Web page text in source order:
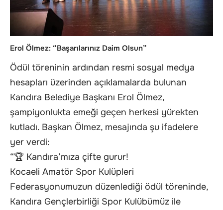
Erol Ölmez: “Başarılarınız Daim Olsun”
Ödül töreninin ardından resmi sosyal medya
hesapları üzerinden açıklamalarda bulunan
Kandıra Belediye Başkanı Erol Ölmez,
şampiyonlukta emeği geçen herkesi yürekten
kutladı. Başkan Ölmez, mesajında şu ifadelere
yer verdi:
“🏆 Kandıra’mıza çifte gurur!
Kocaeli Amatör Spor Kulüpleri
Federasyonumuzun düzenlediği ödül töreninde,
Kandıra Gençlerbirliği Spor Kulübümüz ile